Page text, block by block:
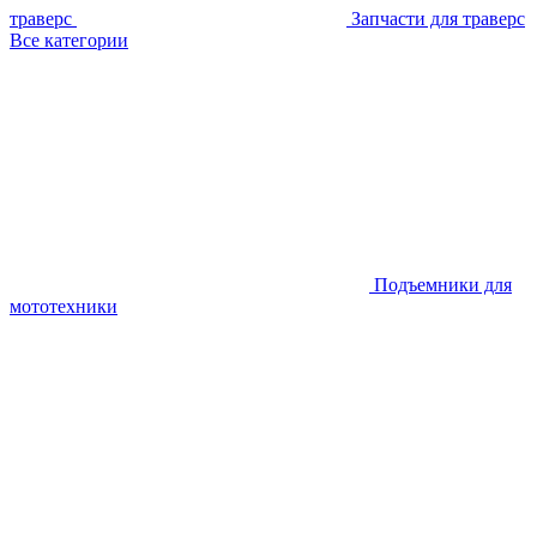
траверс
Запчасти для траверс
Все категории
Подъемники для
мототехники